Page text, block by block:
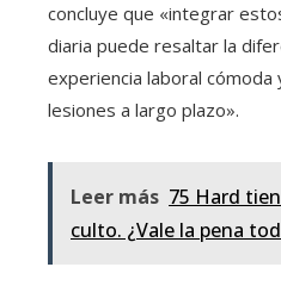
concluye que «integrar
diaria puede resaltar la
experiencia laboral
lesiones a largo plazo».
Leer más 75 Hard
culto. ¿Vale la pena